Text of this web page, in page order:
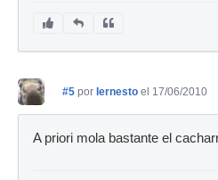
#5 por Iernesto el 17/06/2010
A priori mola bastante el